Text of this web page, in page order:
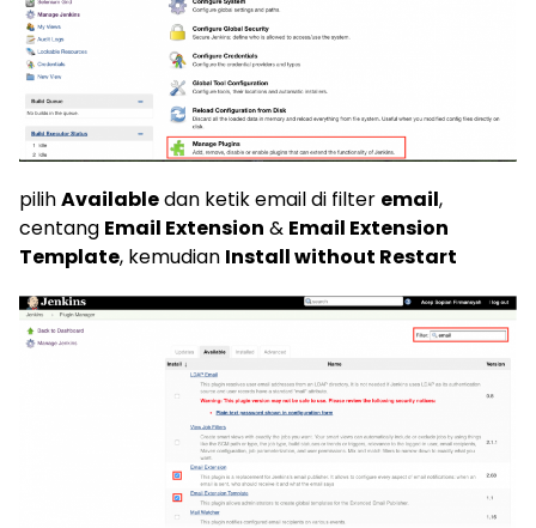
pilihAvailabledan ketik email di filter email,
centang Email Extension & Email Extension
Template, kemudian Install without Restart